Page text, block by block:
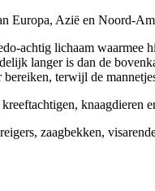
Europa, Azië en Noord-
achtig lichaam waarmee
langer is dan de
terwijl de
knaagdieren
zaagbekken,